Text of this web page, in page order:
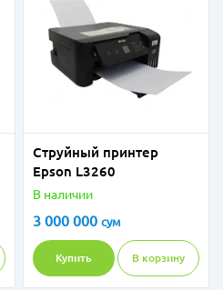
Струйный принтер
Epson L3260
В наличии
3 000 000 сум
Купить В корзину